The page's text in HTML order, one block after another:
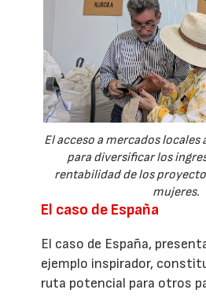
El acceso a mercados
para diversificar los
rentabilidad de los
mujeres.
El caso de España
El caso de España,
ejemplo inspirador,
ruta potencial para otros